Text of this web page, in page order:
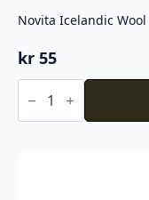
Novita Icelandic Wool
kr 55
Novita
Icelandic
523